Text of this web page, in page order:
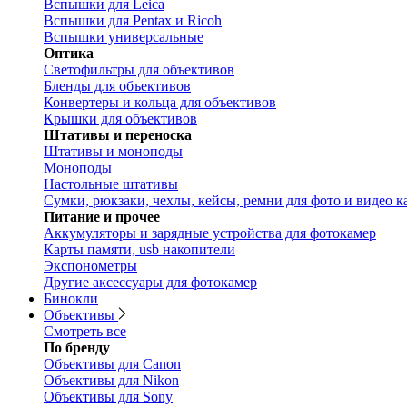
Вспышки для Leica
Вспышки для Pentax и Ricoh
Вспышки универсальные
Оптика
Светофильтры для объективов
Бленды для объективов
Конвертеры и кольца для объективов
Крышки для объективов
Штативы и переноска
Штативы и моноподы
Моноподы
Настольные штативы
Сумки, рюкзаки, чехлы, кейсы, ремни для фото и видео
Питание и прочее
Аккумуляторы и зарядные устройства для фотокамер
Карты памяти, usb накопители
Экспонометры
Другие аксессуары для фотокамер
Бинокли
Объективы
Смотреть все
По бренду
Объективы для Canon
Объективы для Nikon
Объективы для Sony